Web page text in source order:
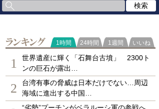
ランキング
1時間 24時間 1週間 いいね
1
世界遺産に輝く「石舞台古墳」 2300ト
ンの巨石が露出…
2
台湾有事の脅威は日本だけでない…周辺
海域に進出する中国…